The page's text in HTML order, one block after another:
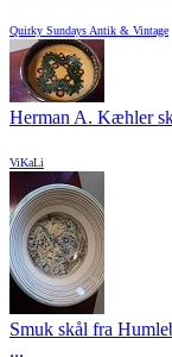
Quirky Sundays Antik & Vintage
Herman A. Kæhler
ViKaLi
Smuk skål fra
...